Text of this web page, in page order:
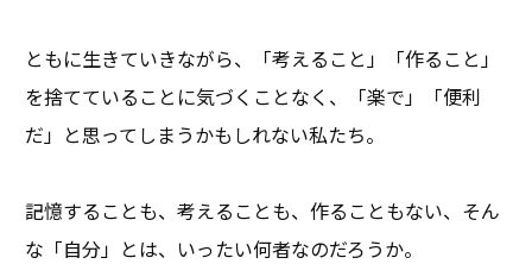
ともに生きていきながら、「考えること」「作ること」
を捨てていることに気づくことなく、「楽で」「便利
だ」と思ってしまうかもしれない私たち。
記憶することも、考えることも、作ることもない、そん
な「自分」とは、いったい何者なのだろうか。